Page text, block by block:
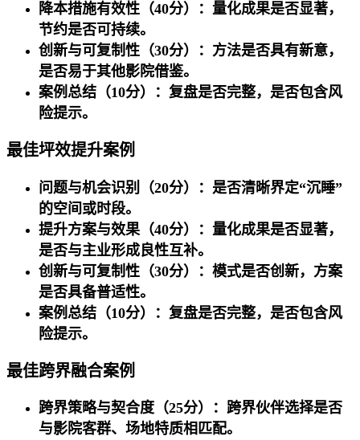
降本措施有效性（40分）：量化成果是否显著，
节约是否可持续。
创新与可复制性（30分）：方法是否具有新意，
是否易于其他影院借鉴。
案例总结（10分）
：复盘是否完整，是否包含风
险提示。
最佳坪效提升案例
问题与机会识别（20分）：是否清晰界定“沉睡”
的空间或时段。
提升方案与效果（40分）：量化成果是否显著，
是否与主业形成良性互补。
创新与可复制性（30分）：模式是否创新，方案
是否具备普适性。
案例总结（10分）
：复盘是否完整，是否包含风
险提示。
最佳跨界融合案例
跨界策略与契合度（25分）：跨界伙伴选择是否
与影院客群、场地特质相匹配。